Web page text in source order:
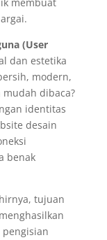
(User
dan estetika
modern,
dibaca?
identitas
desain
benak
tujuan